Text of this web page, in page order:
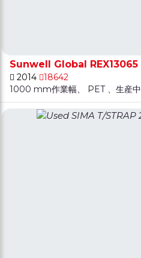
Sunwell Global REX13065
2014
18642
1000 mm作業幅、 PET 、生産中